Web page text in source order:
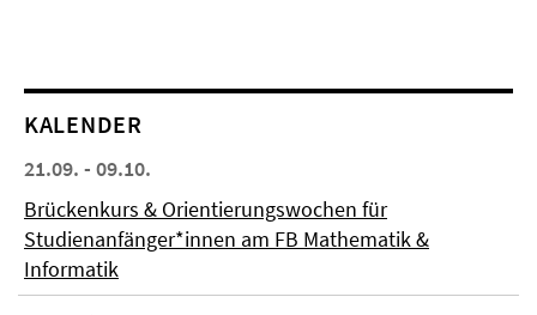
KALENDER
21.09. - 09.10.
Brückenkurs & Orientierungswochen für
Studienanfänger*innen am FB Mathematik &
Informatik